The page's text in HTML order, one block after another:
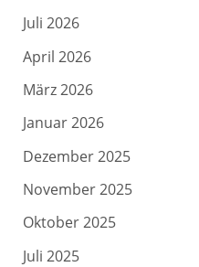
Juli 2026
April 2026
März 2026
Januar 2026
Dezember 2025
November 2025
Oktober 2025
Juli 2025